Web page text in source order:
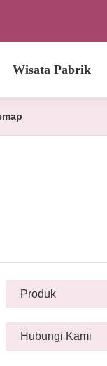
Wisata Pabrik
Produk
Hubungi Kami